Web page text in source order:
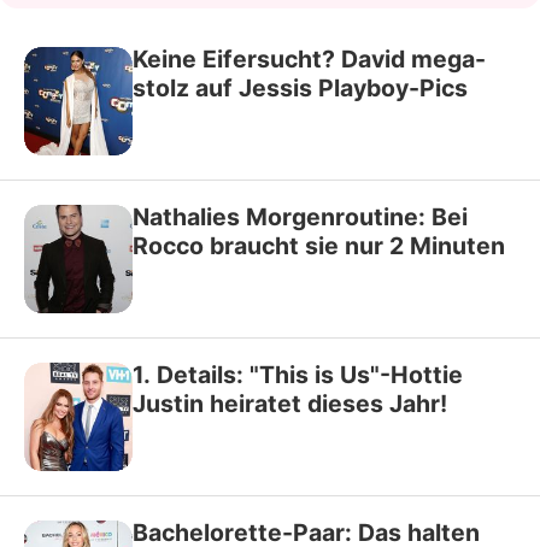
Keine Eifersucht? David mega-
stolz auf Jessis Playboy-Pics
Nathalies Morgenroutine: Bei
Rocco braucht sie nur 2 Minuten
1. Details: "This is Us"-Hottie
Justin heiratet dieses Jahr!
Bachelorette-Paar: Das halten